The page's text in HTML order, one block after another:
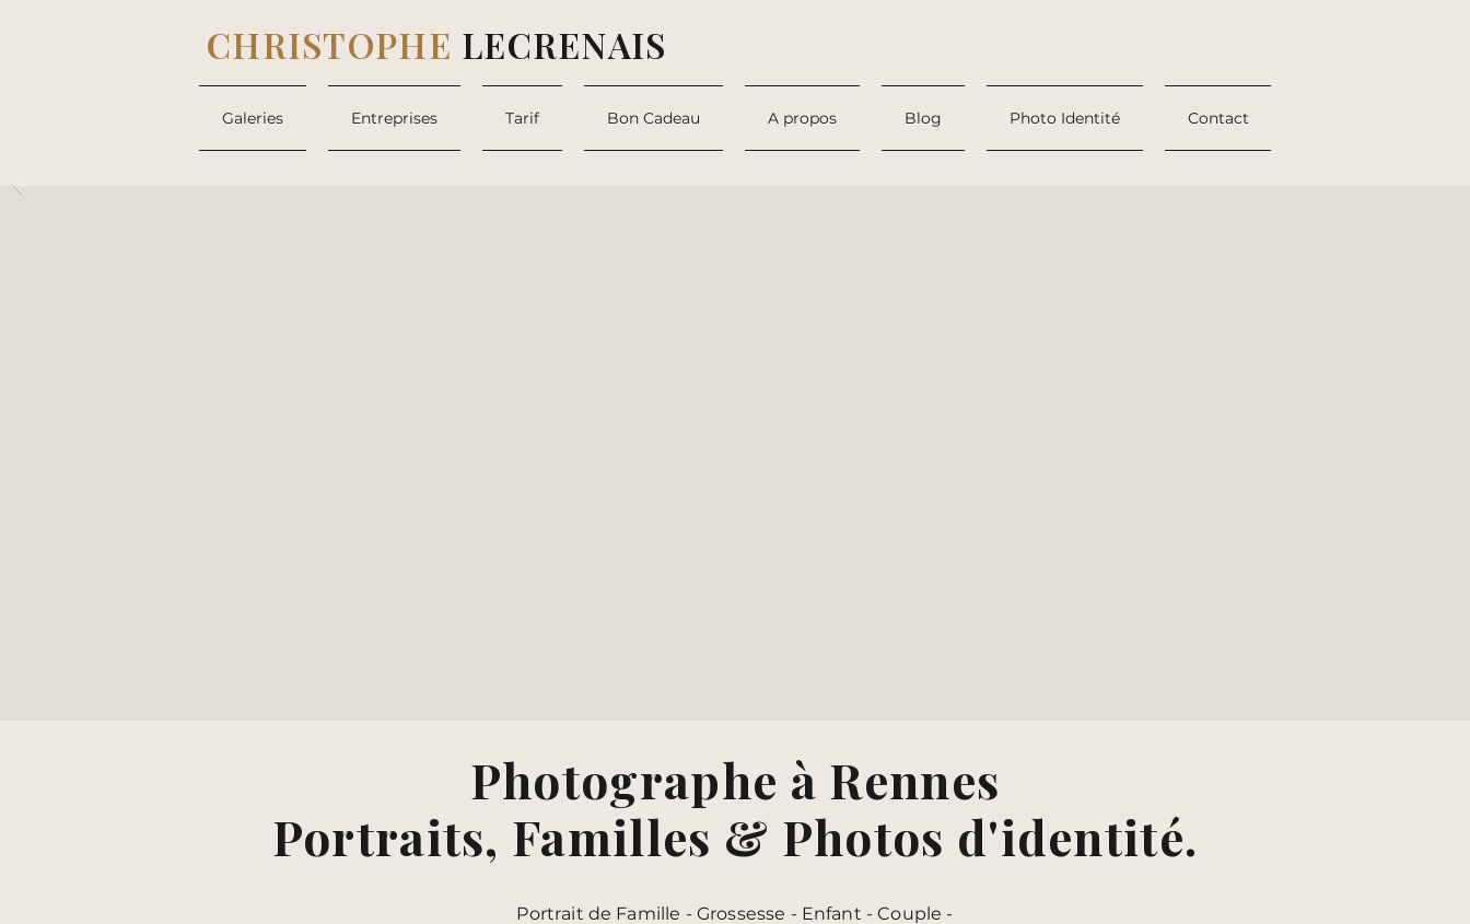
CHRISTOPHE LECRENAIS
Galeries Entreprises Tarif Bon Cadeau A propos Blog Photo Identité Contact
Photographe à Rennes
Portraits, Familles & Photos d'identité.
Portrait de Famille - Grossesse - Enfant -Couple -